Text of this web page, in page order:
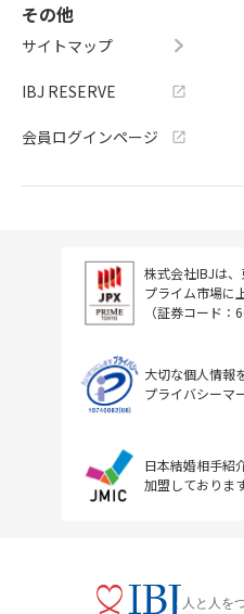
その他
サイトマップ
IBJ RESERVE
会員ログインページ
株式会社IBJは
プライム市場に
（証券コード：
大切な個人情報
プライバシーマ
日本結婚相手紹
加盟しております
人と人を